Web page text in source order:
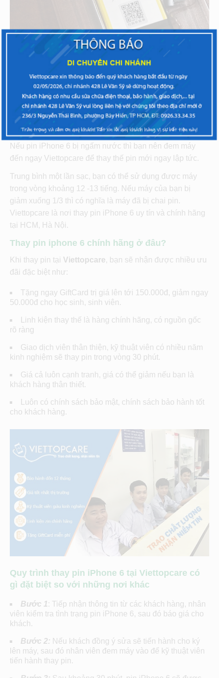
Tại sao phải thay ngay pin khi iPhone 6 bị chai
Khi thấy dấu hiệu trên, bạn không nên tiếp tục sử dụng
mà nên thay pin ngay lập tức. Nhiều người nghĩ rằng sẽ
không có vấn đề gì nhưng nếu bị chai, phồng thì rất có
thể sẽ ảnh hưởng đến nguồn máy, sập nguồn bất thình
lình sẽ mất hết dữ liệu trong máy.
Nếu pin iPhone 6 bị ngấm nước thì bạn nên đem máy
đến ngay Viettopcare để thay thế pin mới ngay lập tức.
Trung bình một lần sạc, bạn có thể sử dụng được máy
trong vòng khoảng 12 -13 tiếng. Nếu máy của bạn bị
giảm xuống 1/3 thì có nghĩa là máy đã bị chai pin.
Viettopcare là nơi thay pin iPhone 6 uy tín và chính hãng
tại HCM, Hà Nội.
Thay pin iphone 6 chính hãng ở đâu?
Khi thay pin tại Viettopcare, bạn sẽ nhận được nhiều ưu
đãi đặc biệt như:
Tặng ngay GiftCard trị giá lên tới 150.000đ, giảm ngay
50.000đ cho học sinh, sinh viên.
Linh kiện thay thế là hàng chính hãng, có nguồn gốc
rõ ràng
Giao dịch viên thân thiện, kỹ thuật viên có nhiều năm
kinh nghiệm sẽ thay pin trong vòng 30 phút.
Giá cả luôn cạnh tranh, giá có thể giảm nếu bạn là
khách hàng thân thiết.
Luôn có chính sách bảo mật, chính sách bảo hành tốt
cho khách hàng.
Quy trình thay pin iPhone 6 tại Viettopcare có
gì đặt biệt so với những nơi khác
Bước 1: Tiếp nhận thông tin từ các khách hàng, nhân
viên kiểm tra tình trạng pin iPhone 6, sau đó báo giá cho
khách.
Bước 2: Nếu khách đồng ý sửa sẽ tiến hành cho ký
lên máy, sau đó nhân viên đem máy vào để kỹ thuật viên
tiến hành thay pin.